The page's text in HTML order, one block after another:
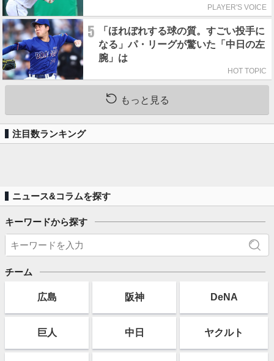
PLAYER'S VOICE
5
「ほれぼれする球の質。すごい投手に
なる」パ・リーグが驚いた「中日の左
腕」は
HOT TOPIC
もっと見る
注目数ランキング
ニュース&コラムを探す
キーワードから探す
チーム
広島 阪神 DeNA
巨人 中日 ヤクルト